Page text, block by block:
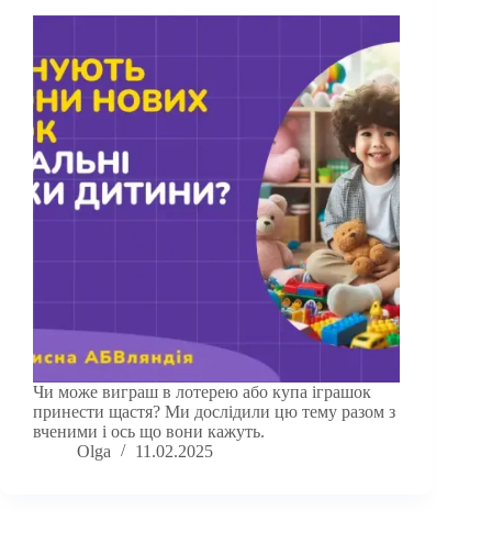
Чи може виграш в лотерею або купа іграшок
принести щастя? Ми дослідили цю тему разом з
вченими і ось що вони кажуть.
Olga
11.02.2025